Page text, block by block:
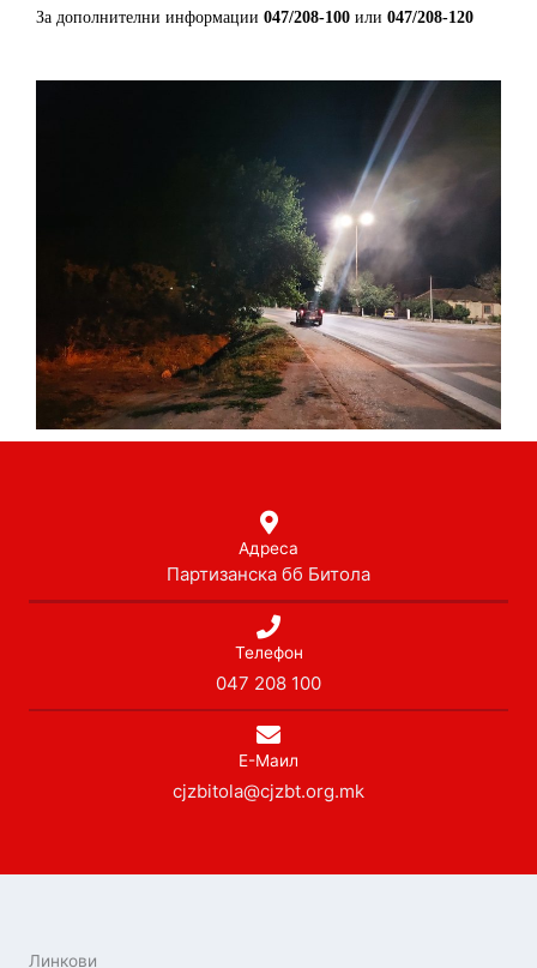
За дополнителни информации 047/208-100 или 047/208-120
Адреса
Партизанска бб Битола
Телефон
047 208 100
Е-Маил
cjzbitola@cjzbt.org.mk
Линкови